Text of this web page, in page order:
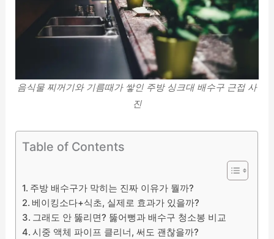
음식물 찌꺼기와 기름때가 쌓인 주방 싱크대 배수구 근접 사
진
Table of Contents
주방 배수구가 막히는 진짜 이유가 뭘까?
베이킹소다+식초, 실제로 효과가 있을까?
그래도 안 뚫리면? 뚫어뻥과 배수구 청소봉 비교
시중 액체 파이프 클리너, 써도 괜찮을까?